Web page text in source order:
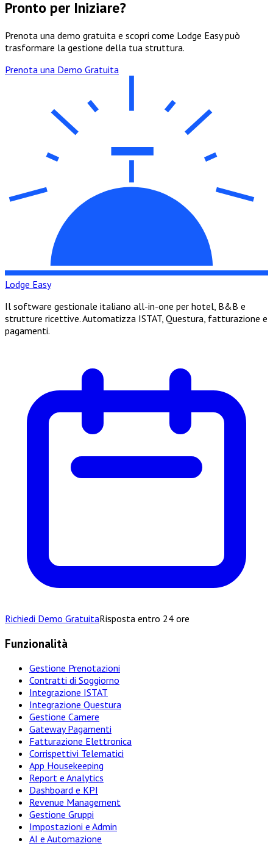
Pronto per Iniziare?
Prenota una demo gratuita e scopri come Lodge Easy può
trasformare la gestione della tua struttura.
Prenota una Demo Gratuita
Lodge Easy
Il software gestionale italiano all-in-one per hotel, B&B e
strutture ricettive. Automatizza ISTAT, Questura, fatturazione e
pagamenti.
Richiedi Demo GratuitaRisposta entro 24 ore
Funzionalità
Gestione Prenotazioni
Contratti di Soggiorno
Integrazione ISTAT
Integrazione Questura
Gestione Camere
Gateway Pagamenti
Fatturazione Elettronica
Corrispettivi Telematici
App Housekeeping
Report e Analytics
Dashboard e KPI
Revenue Management
Gestione Gruppi
Impostazioni e Admin
AI e Automazione